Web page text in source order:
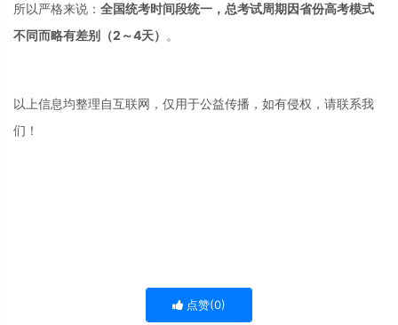
所以严格来说： 全国统考时间段统一，总考试周期因省份高考模式
不同而略有差别（2～4天） 。
以上信息均整理自互联网，仅用于公益传播，如有侵权，请联系我
们！
点赞(0)